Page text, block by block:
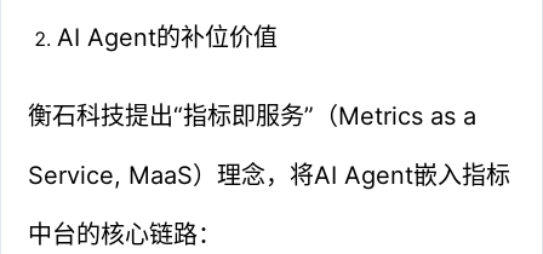
AI Agent的补位价值
衡石科技提出“指标即服务”（Metrics as a
Service, MaaS）理念，将AI Agent嵌入指标
中台的核心链路：